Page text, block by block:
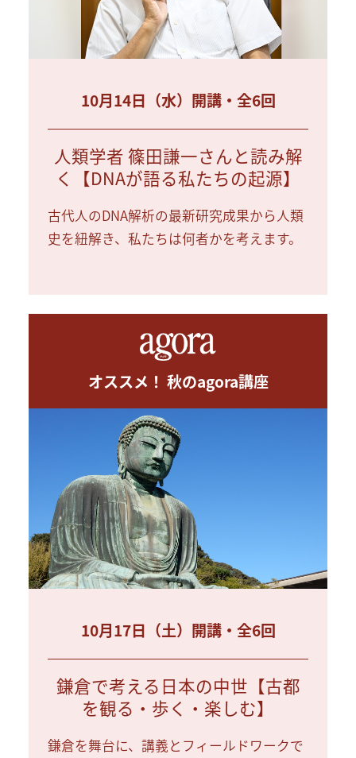
10月14日（水）開講・全6回
人類学者 篠田謙一さんと読み解
く【DNAが語る私たちの起源】
古代人のDNA解析の最新研究成果から人類
史を紐解き、私たちは何者かを考えます。
オススメ！ 秋のagora講座
10月17日（土）開講・全6回
鎌倉で考える日本の中世【古都
を観る・歩く・楽しむ】
鎌倉を舞台に、講義とフィールドワークで